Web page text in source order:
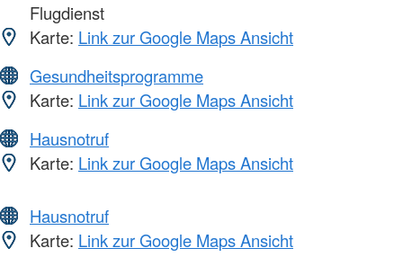
Flugdienst
Karte: Link zur Google Maps Ansicht
Gesundheitsprogramme
Karte: Link zur Google Maps Ansicht
Hausnotruf
Karte: Link zur Google Maps Ansicht
Hausnotruf
Karte: Link zur Google Maps Ansicht